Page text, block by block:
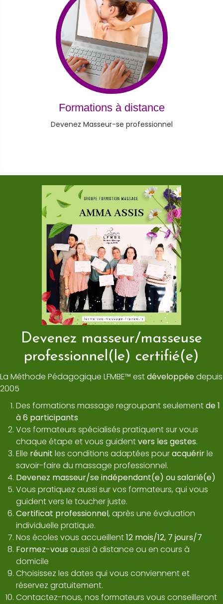
Formations à distance
Devenez Masseur-se professionnel
Devenez masseur/masseuse
professionnel(le) certifié(e)
La Méthode Pédagogique LFMBE™ estdéveloppéedepuis
2005
Des formations massage regroupant seulementde 1
à 6 participants
Vos formateurs spécialisés pratiquent sur vous
chaque étape et vous guidentvers les gestes.
Elle réunit les conditions adaptées pouracquérirle
savoir-faire du massage professionnel.
Devenez masseur/se indépendant(e) ou salarié(e)
Vous pratiquez aussi sur vos formateurs, qui vous
guident vers le toucher juste.
Certificat professionnel, après une évaluation
individuelle pratique.
Nos écoles vous accueillent12 mois/12, 7 jours/7
Formez-vousaussi à distance ou en cours à
domicile
Choisissez les dates qui vous conviennent et
réservez gratuitement.
Contactez-nous, nos formateurs vous conseilleront